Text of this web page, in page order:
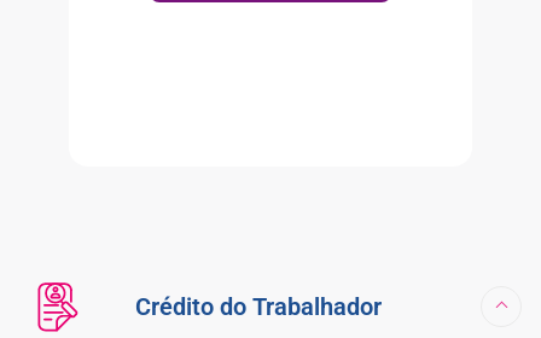
Crédito do Trabalhador